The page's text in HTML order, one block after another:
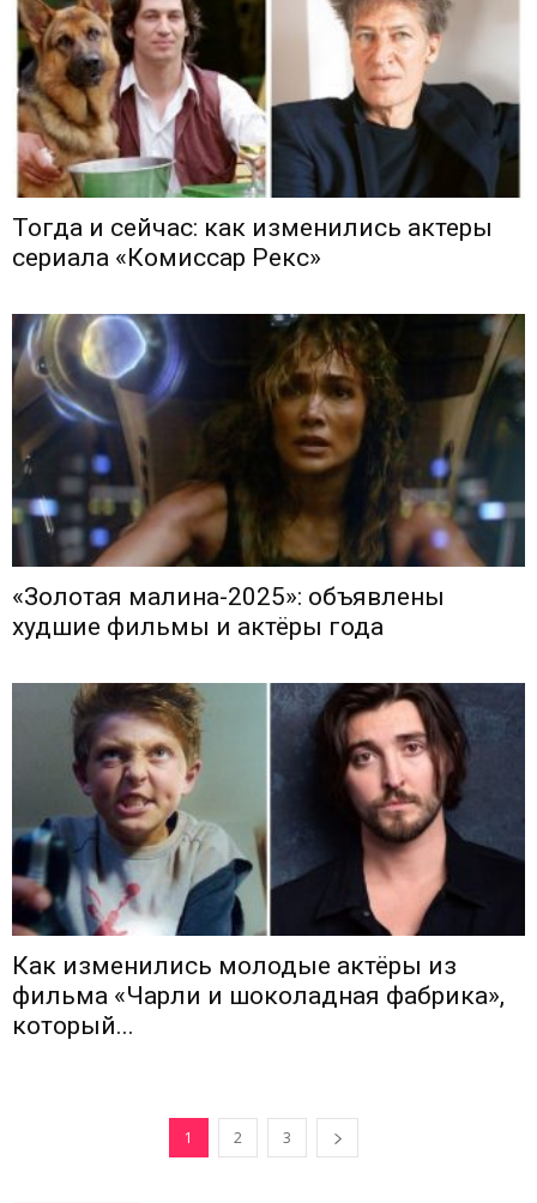
Тогда и сейчас: как изменились актеры
сериала «Комиссар Рекс»
«Золотая малина-2025»: объявлены
худшие фильмы и актёры года
Как изменились молодые актёры из
фильма «Чарли и шоколадная фабрика»,
который...
1 2 3